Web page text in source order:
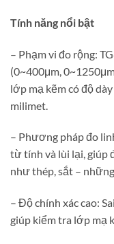
Tính năng nổi bật
– Phạm vi đo rộng:
(0~400μm,
lớp mạ kẽm có độ
milimet.
– Phương pháp đo
từ tính và lùi lại, giúp
như thép, sắt –
– Độ chính xác cao:
giúp kiểm tra lớp mạ